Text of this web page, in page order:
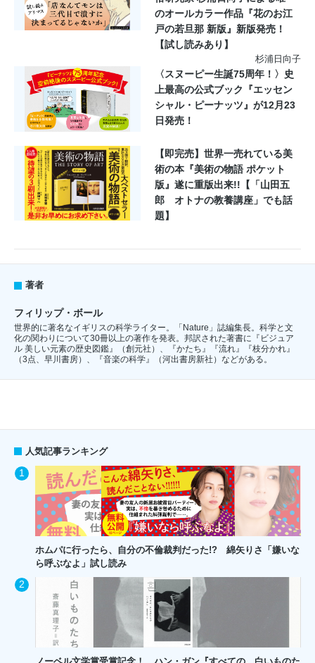
のオールカラー作品『花のお江
戸の若旦那 新版』新版発売！
【試し読みあり】
杉浦日向子
〈スヌーピー生誕75周年！〉史
上最高の公式ブック『エッセン
シャル・ピーナッツ』が12月23
日発売！
【即完売】世界一売れている美
術の本『美術の物語 ポケット
版』遂に重版出来!!【「山田五
郎 オトナの教養講座」でも話
題】
著者
フィリップ・ボール
世界的に著名なイギリスの科学ライター。「Nature」誌編集長。科学と文
化の関わりについて30冊以上の著作を発表。邦訳された著書に『ビジュア
ル 美しい元素の歴史図鑑』（創元社）、『かたち』『流れ』『枝分かれ』
（3点、早川書房）、『音楽の科学』（河出書房新社）などがある。
人気記事ランキング
ホムパに行ったら、自分の不倫裁判だった!? 綿矢りさ「嫌いな
ら呼ぶなよ」試し読み